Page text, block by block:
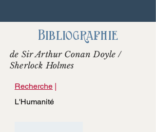
Bibliographie
de Sir Arthur Conan Doyle /
Sherlock Holmes
Recherche |
L'Humanité